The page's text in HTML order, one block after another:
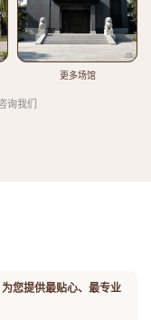
更多场馆
询我们
您提供最贴心、最专业